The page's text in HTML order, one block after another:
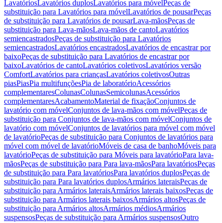
LavatóriosLavatórios duplosLavatórios para móvelPeças de
substituição para Lavatórios para móvelLavatórios de pousarPeças
de substituição para Lavatórios de pousarLava-mãosPeças de
substituição para Lava-mãosLava-mãos de cantoLavatórios
semiencastradosPeças de substituição para Lavatórios
semiencastradosLavatórios encastradosLavatórios de encastrar por
baixoPeças de substituição para Lavatórios de encastrar por
baixoLavatórios de cantoLavatórios coletivosLavatórios versão
ComfortLavatórios para criançasLavatórios coletivosOutras
piasPiasPia multifunçõesPia de laboratórioAcessórios
complementaresColunasColunasSemicolunasAcessórios
complementaresAcabamentoMaterial de fixaçãoConjuntos de
lavatório com móvelConjuntos de lava-mãos com móvelPeças de
substituição para Conjuntos de lava-mãos com móvelConjuntos de
lavatório com móvelConjuntos de lavatórios para móvel com móvel
de lavatórioPeças de substituição para Conjuntos de lavatórios para
móvel com móvel de lavatórioMóveis de casa de banhoMóveis para
lavatórioPeças de substituição para Móveis para lavatórioPara lava-
mãosPeças de substituição para Para lava-mãosPara lavatóriosPeças
de substituição para Para lavatóriosPara lavatórios duplosPeças de
substituição para Para lavatórios duplosArmários lateraisPeças de
substituição para Armários lateraisArmários laterais baixosPeças de
substituição para Armários laterais baixosArmários altosPeças de
substituição para Armários altosArmários médiosArmários
suspensosPeças de substituição para Armários suspensosOutro